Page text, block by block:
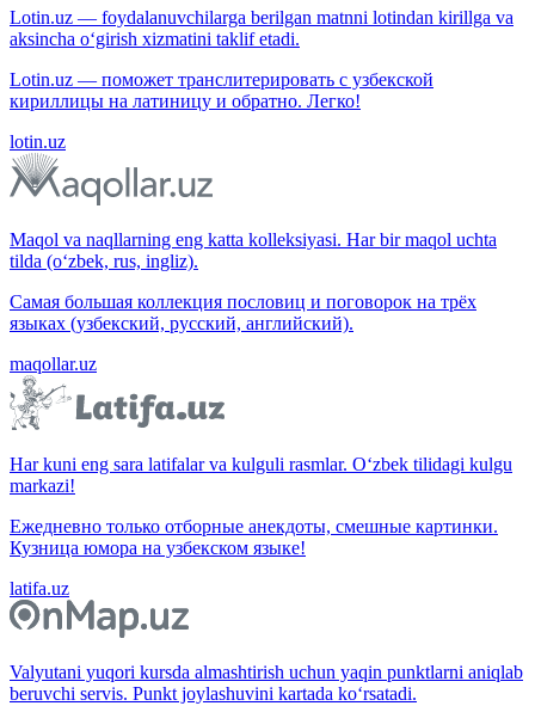
Lotin.uz — foydalanuvchilarga berilgan matnni lotindan kirillga va
aksincha o‘girish xizmatini taklif etadi.
Lotin.uz — поможет транслитерировать с узбекской
кириллицы на латиницу и обратно. Легко!
lotin.uz
Maqol va naqllarning eng katta kolleksiyasi. Har bir maqol uchta
tilda (o‘zbek, rus, ingliz).
Самая большая коллекция пословиц и поговорок на трёх
языках (узбекский, русский, английский).
maqollar.uz
Har kuni eng sara latifalar va kulguli rasmlar. O‘zbek tilidagi kulgu
markazi!
Ежедневно только отборные анекдоты, смешные картинки.
Кузница юмора на узбекском языке!
latifa.uz
Valyutani yuqori kursda almashtirish uchun yaqin punktlarni aniqlab
beruvchi servis. Punkt joylashuvini kartada ko‘rsatadi.